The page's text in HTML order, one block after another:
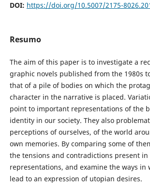
DOI: https://doi.org/10.5007/2175-
Resumo
The aim of this paper is to investigate a
graphic novels published from the 1980s
that of a pile of bodies on which the
character in the narrative is placed.
point to important representations of the
identity in our society. They also
perceptions of ourselves, of the world
own memories. By comparing some of
the tensions and contradictions present in
representations, and examine the ways in
lead to an expression of utopian desires.